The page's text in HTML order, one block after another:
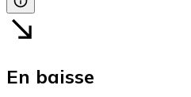
En baisse